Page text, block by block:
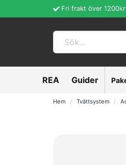
Fri frakt över 1200kr
REA Guider
Hem Tvättsystem